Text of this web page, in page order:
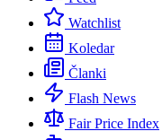
Watchlist
Koledar
Članki
Flash News
Fair Price Index